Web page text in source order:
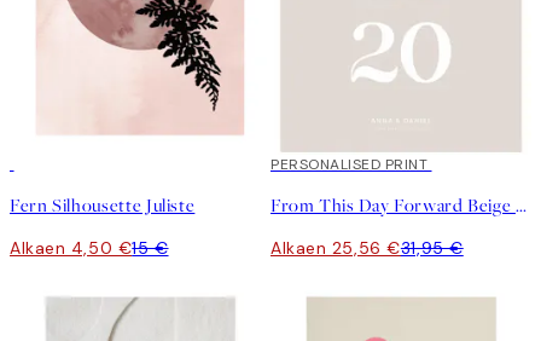
Fern Silhousette Juliste
Alkaen 4,50 €15 €
20%*
PERSONALISED PRINT
From This Day Forward Beige Personal Juliste
Alkaen 25,56 €31,95 €